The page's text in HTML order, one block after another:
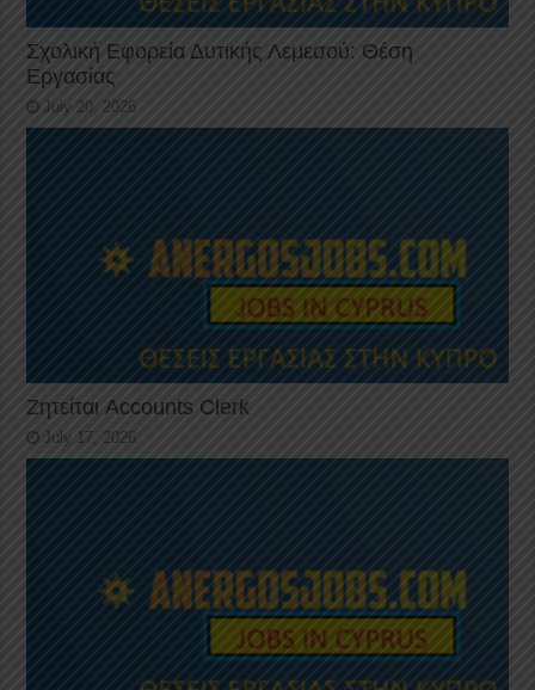
Σχολική Εφορεία Δυτικής Λεμεσού: Θέση
Εργασίας
July 20, 2026
Ζητείται Accounts Clerk
July 17, 2026